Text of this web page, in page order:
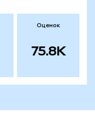
Оценок
75.8K